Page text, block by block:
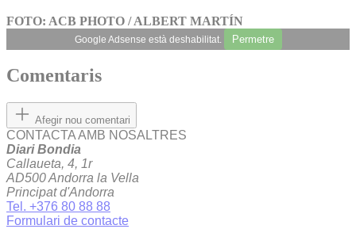
FOTO: ACB PHOTO / ALBERT MARTÍN
Google Adsense està deshabilitat. Permetre
Comentaris
Afegir nou comentari
CONTACTA AMB NOSALTRES
Diari Bondia
Callaueta, 4, 1r
AD500 Andorra la Vella
Principat d'Andorra
Tel. +376 80 88 88
Formulari de contacte